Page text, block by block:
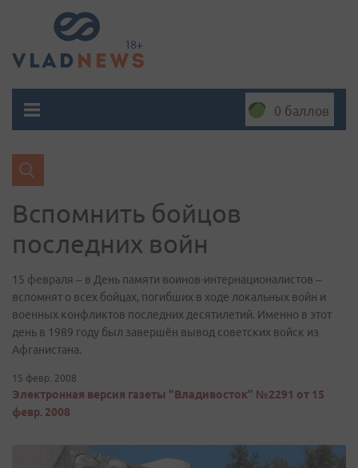
0 баллов
Вспомнить бойцов
последних войн
15 февраля – в День памяти воинов-интернационалистов –
вспомнят о всех бойцах, погибших в ходе локальных войн и
военных конфликтов последних десятилетий. Именно в этот
день в 1989 году был завершён вывод советских войск из
Афганистана.
15 февр. 2008
Электронная версия газеты "Владивосток" №2291 от 15
февр. 2008